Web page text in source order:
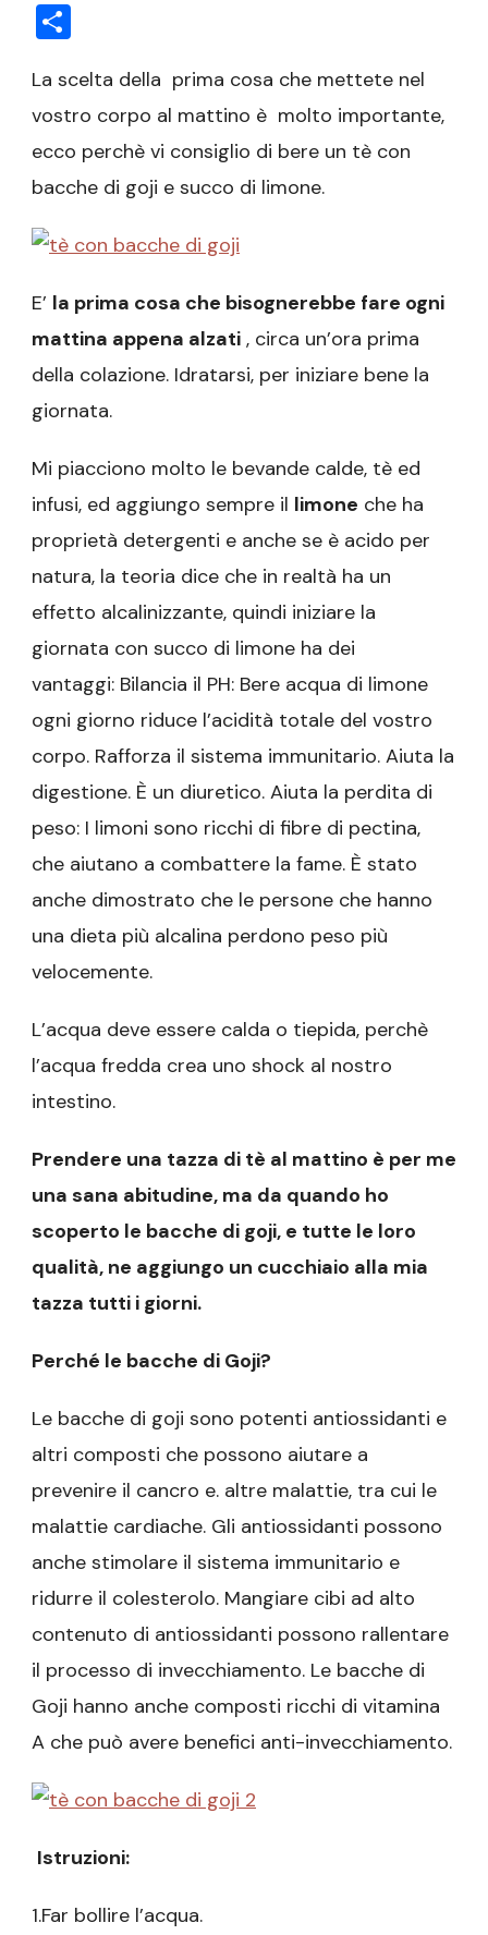
La scelta della prima cosa che mettete nel
vostro corpo al mattino è molto importante,
ecco perchè vi consiglio di bere un tè con
bacche di goji e succo di limone.
E’ la prima cosa che bisognerebbe fare ogni
mattina appena alzati , circa un’ora prima
della colazione. Idratarsi, per iniziare bene la
giornata.
Mi piacciono molto le bevande calde, tè ed
infusi, ed aggiungo sempre il limone che ha
proprietà detergenti e anche se è acido per
natura, la teoria dice che in realtà ha un
effetto alcalinizzante, quindi iniziare la
giornata con succo di limone ha dei
vantaggi: Bilancia il PH: Bere acqua di limone
ogni giorno riduce l’acidità totale del vostro
corpo. Rafforza il sistema immunitario. Aiuta la
digestione. È un diuretico. Aiuta la perdita di
peso: I limoni sono ricchi di fibre di pectina,
che aiutano a combattere la fame. È stato
anche dimostrato che le persone che hanno
una dieta più alcalina perdono peso più
velocemente.
L’acqua deve essere calda o tiepida, perchè
l’acqua fredda crea uno shock al nostro
intestino.
Prendere una tazza di tè al mattino è per me
una sana abitudine, ma da quando ho
scoperto le bacche di goji, e tutte le loro
qualità, ne aggiungo un cucchiaio alla mia
tazza tutti i giorni.
Perché le bacche di Goji?
Le bacche di goji sono potenti antiossidanti e
altri composti che possono aiutare a
prevenire il cancro e. altre malattie, tra cui le
malattie cardiache. Gli antiossidanti possono
anche stimolare il sistema immunitario e
ridurre il colesterolo. Mangiare cibi ad alto
contenuto di antiossidanti possono rallentare
il processo di invecchiamento. Le bacche di
Goji hanno anche composti ricchi di vitamina
A che può avere benefici anti-invecchiamento.
Istruzioni:
1.Far bollire l’acqua.